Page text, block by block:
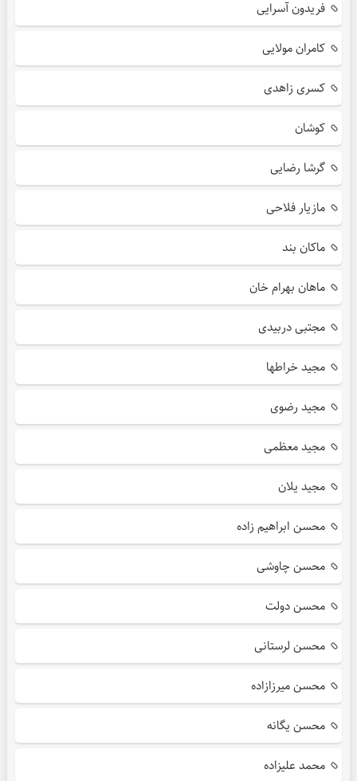
فریدون آسرایی
کامران مولایی
کسری زاهدی
کوشان
گرشا رضایی
مازیار فلاحی
ماکان بند
ماهان بهرام خان
مجتبی دربیدی
مجید خراطها
مجید رضوی
مجید معظمی
مجید یلان
محسن ابراهیم زاده
محسن چاوشی
محسن دولت
محسن لرستانی
محسن میرزازاده
محسن یگانه
محمد علیزاده